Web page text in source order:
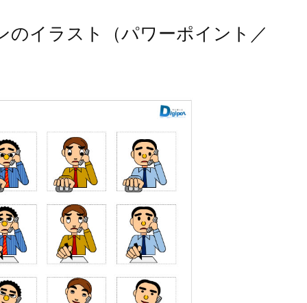
のイラスト（パワーポイント／